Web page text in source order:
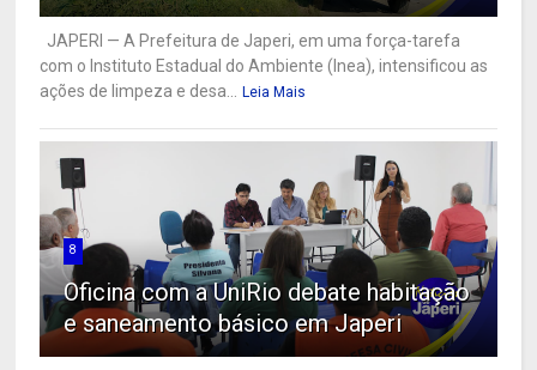
JAPERI — A Prefeitura de Japeri, em uma força-tarefa
com o Instituto Estadual do Ambiente (Inea), intensificou as
ações de limpeza e desa... Leia Mais
8
Oficina com a UniRio debate habitação
e saneamento básico em Japeri